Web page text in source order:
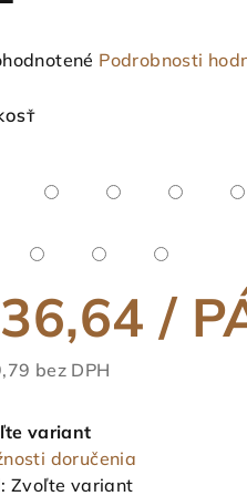
Podrobnosti
/
bez DPH
variant
doručenia
Zvoľte variant